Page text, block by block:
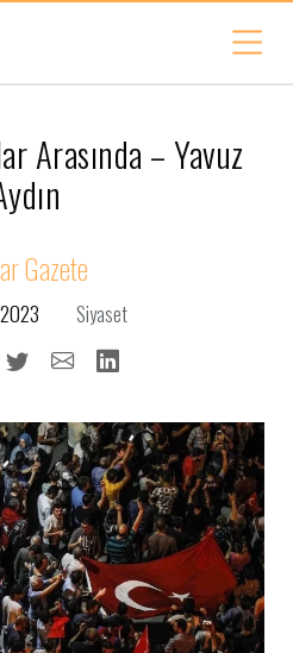
Arasında – Yavuz
Gazete
Siyaset